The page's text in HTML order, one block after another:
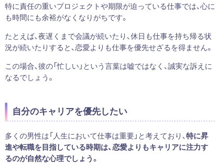
特に責任の重いプロジェクトや期限が迫っている仕事では、心に
も時間にも余裕がなくなりがちです。
たとえば、夜遅くまで会議が続いたり、休日も仕事を持ち帰る状
況が続いたりすると、恋愛よりも仕事を優先せざるを得ません。
この場合、彼の「忙しい」という言葉は嘘ではなく、誠実な訴えに
なるでしょう。
自分のキャリアを優先したい
多くの男性は「人生において仕事は重要」と考えており、特に昇
進や転職を目指している時期は、恋愛よりもキャリアに注力す
るのが自然な心理でしょう。